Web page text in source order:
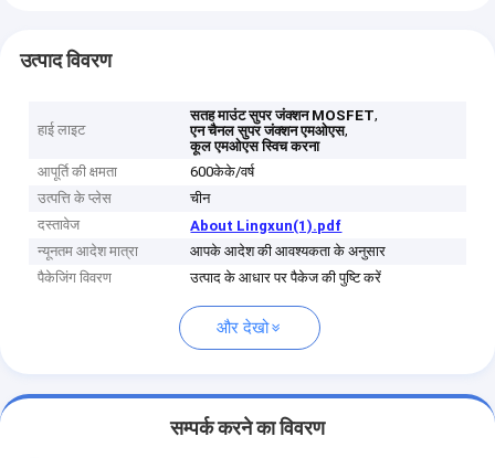
उत्पाद विवरण
हाई लाइट
सतह माउंट सुपर जंक्शन MOSFET,
एन चैनल सुपर जंक्शन एमओएस,
कूल एमओएस स्विच करना
आपूर्ति की क्षमता
600केके/वर्ष
उत्पत्ति के प्लेस
चीन
दस्तावेज
About Lingxun(1).pdf
न्यूनतम आदेश मात्रा
आपके आदेश की आवश्यकता के अनुसार
पैकेजिंग विवरण
उत्पाद के आधार पर पैकेज की पुष्टि करें
और देखो
सम्पर्क करने का विवरण